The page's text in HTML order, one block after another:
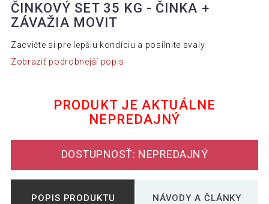
ČINKOVÝ SET 35 KG - ČINKA +
ZÁVAŽIA MOVIT
Zacvičte si pre lepšiu kondíciu a posilnite svaly.
Zobraziť podrobnejší popis
PRODUKT JE AKTUÁLNE
NEPREDAJNÝ
DOSTUPNOSŤ: NEPREDAJNÝ
POPIS PRODUKTU NÁVODY A ČLÁNKY